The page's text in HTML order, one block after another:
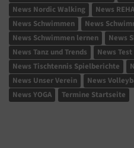
News Nordic Walking
News REHA
News Schwimmen
News
News Schwimmen lernen
News
News Tanz und Trends
News Test
News Tischtennis Spielberichte
News Unser Verein
News
News YOGA
Termine Startseite